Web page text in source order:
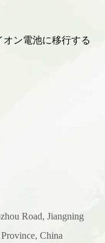
ン電池に移行する
Road, Jiangning
China